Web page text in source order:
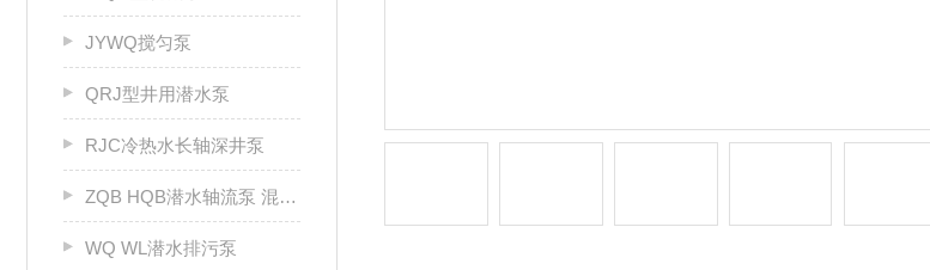
JYWQ搅匀泵
QRJ型井用潜水泵
RJC冷热水长轴深井泵
ZQB HQB潜水轴流泵 混流泵
WQ WL潜水排污泵